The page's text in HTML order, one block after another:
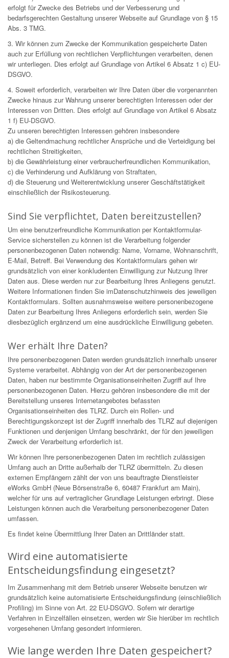
erfolgt für Zwecke des Betriebs und der Verbesserung und
bedarfsgerechten Gestaltung unserer Webseite auf Grundlage von § 15
Abs. 3 TMG.
3. Wir können zum Zwecke der Kommunikation gespeicherte Daten
auch zur Erfüllung von rechtlichen Verpflichtungen verarbeiten, denen
wir unterliegen. Dies erfolgt auf Grundlage von Artikel 6 Absatz 1 c) EU-
DSGVO.
4. Soweit erforderlich, verarbeiten wir Ihre Daten über die vorgenannten
Zwecke hinaus zur Wahrung unserer berechtigten Interessen oder der
Interessen von Dritten. Dies erfolgt auf Grundlage von Artikel 6 Absatz
1 f) EU-DSGVO.
Zu unseren berechtigten Interessen gehören insbesondere
a) die Geltendmachung rechtlicher Ansprüche und die Verteidigung bei
rechtlichen Streitigkeiten,
b) die Gewährleistung einer verbraucherfreundlichen Kommunikation,
c) die Verhinderung und Aufklärung von Straftaten,
d) die Steuerung und Weiterentwicklung unserer Geschäftstätigkeit
einschließlich der Risikosteuerung.
Sind Sie verpflichtet, Daten bereitzustellen?
Um eine benutzerfreundliche Kommunikation per Kontaktformular-
Service sicherstellen zu können ist die Verarbeitung folgender
personenbezogenen Daten notwendig: Name, Vorname, Wohnanschrift,
E-Mail, Betreff. Bei Verwendung des Kontaktformulars gehen wir
grundsätzlich von einer konkludenten Einwilligung zur Nutzung Ihrer
Daten aus. Diese werden nur zur Bearbeitung Ihres Anliegens genutzt.
Weitere Informationen finden Sie imDatenschutzhinweis des jeweiligen
Kontaktformulars. Sollten ausnahmsweise weitere personenbezogene
Daten zur Bearbeitung Ihres Anliegens erforderlich sein, werden Sie
diesbezüglich ergänzend um eine ausdrückliche Einwilligung gebeten.
Wer erhält Ihre Daten?
Ihre personenbezogenen Daten werden grundsätzlich innerhalb unserer
Systeme verarbeitet. Abhängig von der Art der personenbezogenen
Daten, haben nur bestimmte Organisationseinheiten Zugriff auf Ihre
personenbezogenen Daten. Hierzu gehören insbesondere die mit der
Bereitstellung unseres Internetangebotes befassten
Organisationseinheiten des TLRZ. Durch ein Rollen- und
Berechtigungskonzept ist der Zugriff innerhalb des TLRZ auf diejenigen
Funktionen und denjenigen Umfang beschränkt, der für den jeweiligen
Zweck der Verarbeitung erforderlich ist.
Wir können Ihre personenbezogenen Daten im rechtlich zulässigen
Umfang auch an Dritte außerhalb der TLRZ übermitteln. Zu diesen
externen Empfängern zählt der von uns beauftragte Dienstleister
eWorks GmbH (Neue Börsenstraße 6, 60487 Frankfurt am Main),
welcher für uns auf vertraglicher Grundlage Leistungen erbringt. Diese
Leistungen können auch die Verarbeitung personenbezogener Daten
umfassen.
Es findet keine Übermittlung Ihrer Daten an Drittländer statt.
Wird eine automatisierte
Entscheidungsfindung eingesetzt?
Im Zusammenhang mit dem Betrieb unserer Webseite benutzen wir
grundsätzlich keine automatisierte Entscheidungsfindung (einschließlich
Profiling) im Sinne von Art. 22 EU-DSGVO. Sofern wir derartige
Verfahren in Einzelfällen einsetzen, werden wir Sie hierüber im rechtlich
vorgesehenen Umfang gesondert informieren.
Wie lange werden Ihre Daten gespeichert?